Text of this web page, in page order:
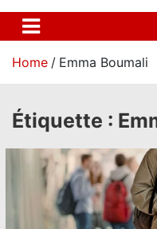
n
t
Home Emma Boumali
Étiquette :